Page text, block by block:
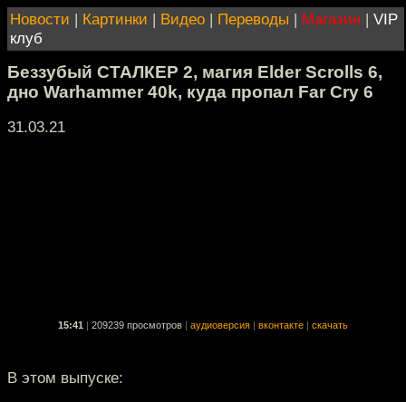
Новости | Картинки | Видео | Переводы | Магазин | VIP
клуб
Беззубый СТАЛКЕР 2, магия Elder Scrolls 6,
дно Warhammer 40k, куда пропал Far Cry 6
31.03.21
15:41 209239 просмотров аудиоверсия вконтакте скачать
В этом выпуске: